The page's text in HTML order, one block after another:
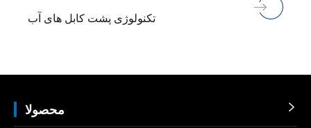
تکنولوژی پشت کابل های آب
محصولا 